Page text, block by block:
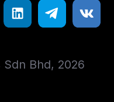
Bhd, 2026